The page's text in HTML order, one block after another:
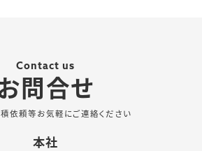
Contact us
問合せ
積依頼等お気軽にご連絡ください
本社